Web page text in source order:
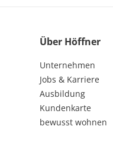
Über Höffner
Unternehmen
Jobs & Karriere
Ausbildung
Kundenkarte
bewusst wohnen